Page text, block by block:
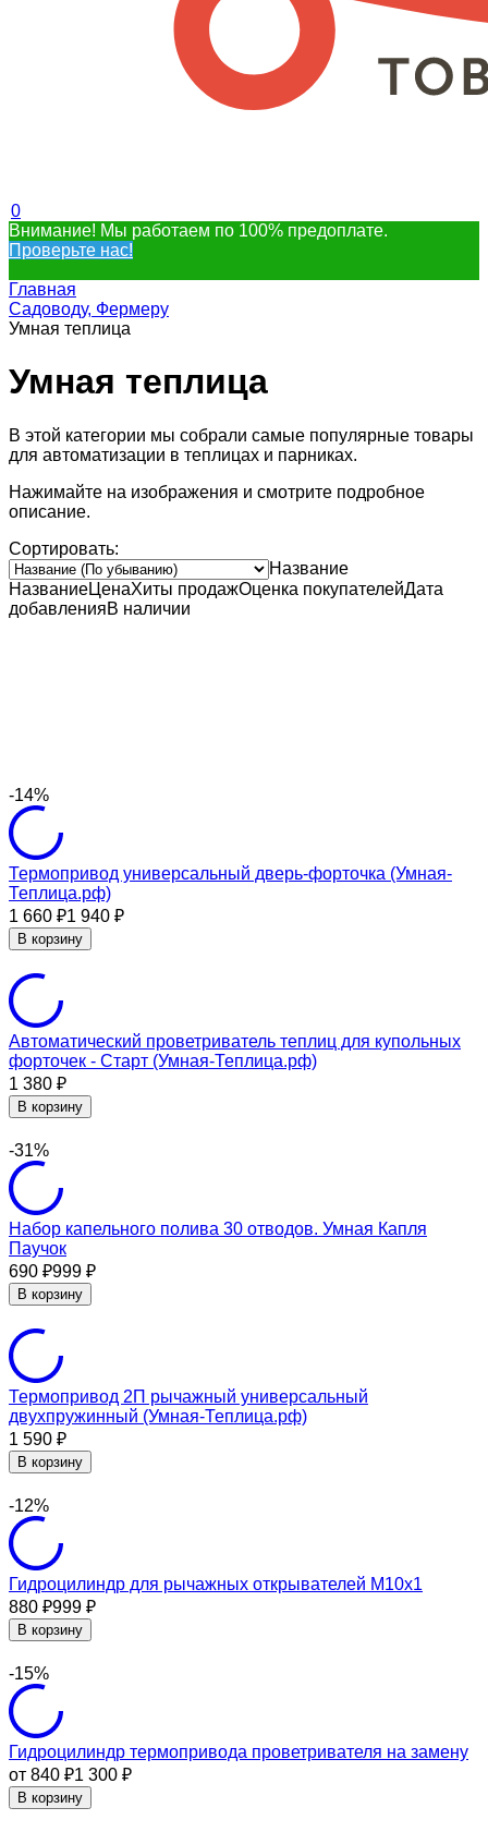
0
Внимание! Мы работаем по 100% предоплате.
Проверьте нас!
Главная
Садоводу, Фермеру
Умная теплица
Умная теплица
В этой категории мы собрали самые популярные товары
для автоматизации в теплицах и парниках.
Нажимайте на изображения и смотрите подробное
описание.
Сортировать:
Название
НазваниеЦенаХиты продажОценка покупателейДата
добавленияВ наличии
-14%
Термопривод универсальный дверь-форточка (Умная-
Теплица.рф)
1 660 ₽1 940 ₽
В корзину
Автоматический проветриватель теплиц для купольных
форточек - Старт (Умная-Теплица.рф)
1 380 ₽
В корзину
-31%
Набор капельного полива 30 отводов. Умная Капля
Паучок
690 ₽999 ₽
В корзину
Термопривод 2П рычажный универсальный
двухпружинный (Умная-Теплица.рф)
1 590 ₽
В корзину
-12%
Гидроцилиндр для рычажных открывателей М10х1
880 ₽999 ₽
В корзину
-15%
Гидроцилиндр термопривода проветривателя на замену
от 840 ₽1 300 ₽
В корзину